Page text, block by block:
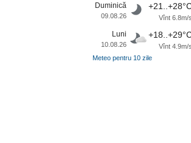
Duminică
09.08.26 Vînt 6.8m/s
Luni
10.08.26
Vînt 4.9m/s
Meteo pentru 10 zile